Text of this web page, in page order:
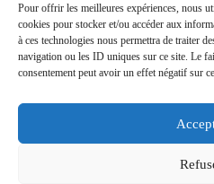
Pour offrir les meilleures expériences, nous
cookies pour stocker et/ou accéder aux
à ces technologies nous permettra de traiter
navigation ou les ID uniques sur ce site. Le
consentement peut avoir un effet négatif sur
Adresse Mail
Réseaux